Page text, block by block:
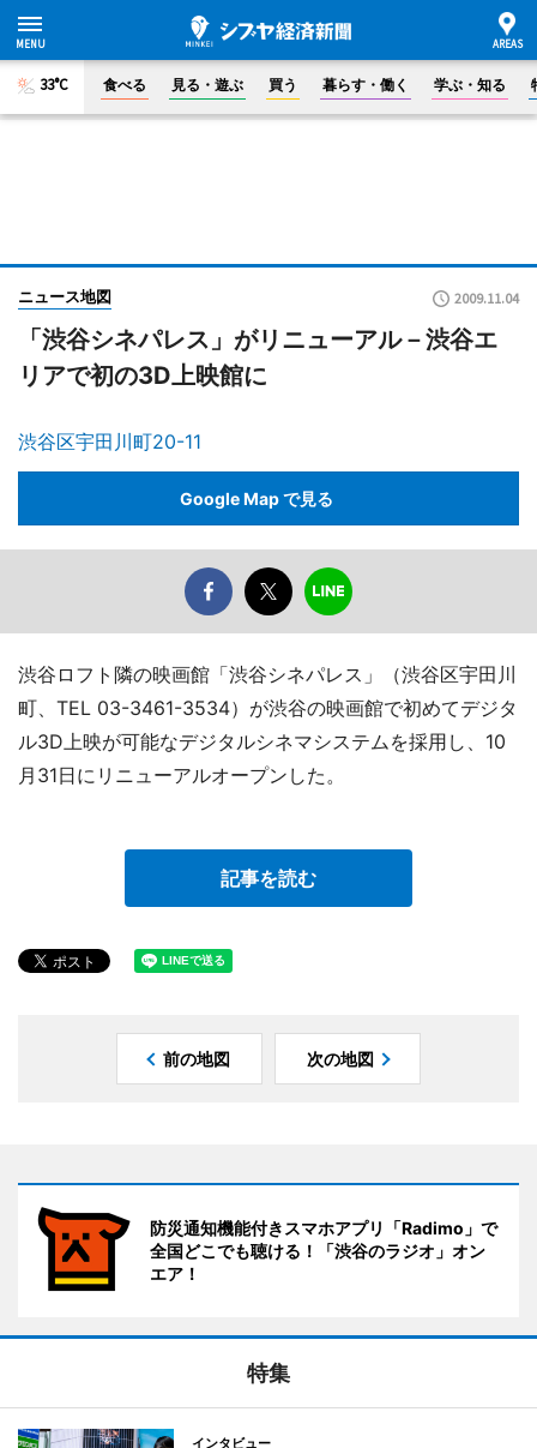
33°C 食べる 見る・遊ぶ 買う 暮らす・働く 学ぶ・知る
ニュース地図 2009.11.04
「渋谷シネパレス」がリニューアル－渋谷エ
リアで初の3D上映館に
渋谷区宇田川町20-11
Google Map で見る
渋谷ロフト隣の映画館「渋谷シネパレス」（渋谷区宇田川
町、TEL 03-3461-3534）が渋谷の映画館で初めてデジタ
ル3D上映が可能なデジタルシネマシステムを採用し、10
月31日にリニューアルオープンした。
記事を読む
前の地図 次の地図
防災通知機能付きスマホアプリ「Radimo」で
全国どこでも聴ける！「渋谷のラジオ」オン
エア！
特集
インタビュー